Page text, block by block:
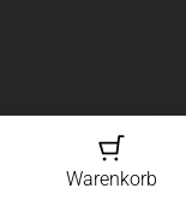
Warenkorb